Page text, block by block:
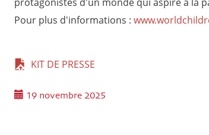
Pour plus d'informations :
KIT DE PRESSE
19 novembre 2025